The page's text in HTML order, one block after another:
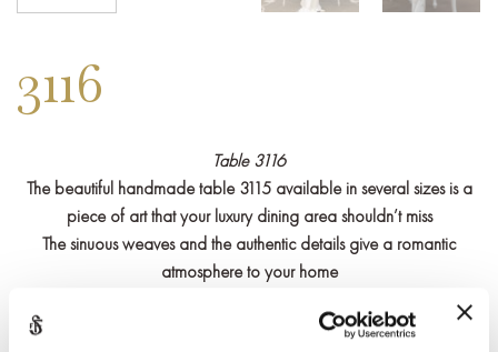
3116
Table 3116
The beautiful handmade table 3115 available in several sizes is a
piece of art that your luxury dining area shouldn’t miss
The sinuous weaves and the authentic details give a romantic
atmosphere to your home
The table can be customized upon request